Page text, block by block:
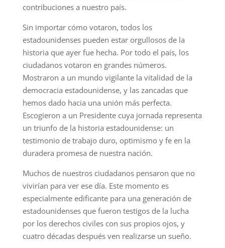
contribuciones a nuestro país.
Sin importar cómo votaron, todos los
estadounidenses pueden estar orgullosos de la
historia que ayer fue hecha. Por todo el país, los
ciudadanos votaron en grandes números.
Mostraron a un mundo vigilante la vitalidad de la
democracia estadounidense, y las zancadas que
hemos dado hacia una unión más perfecta.
Escogieron a un Presidente cuya jornada representa
un triunfo de la historia estadounidense: un
testimonio de trabajo duro, optimismo y fe en la
duradera promesa de nuestra nación.
Muchos de nuestros ciudadanos pensaron que no
vivirían para ver ese día. Este momento es
especialmente edificante para una generación de
estadounidenses que fueron testigos de la lucha
por los derechos civiles con sus propios ojos, y
cuatro décadas después ven realizarse un sueño.